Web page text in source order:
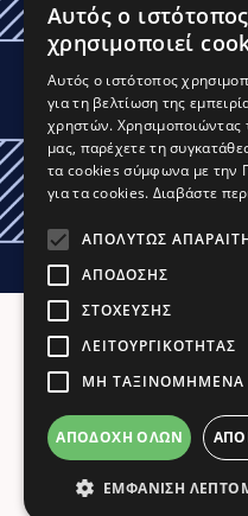
ΕΞΕΡΕΥΝΉΣΤΕ
Τα Κολλέγια
μαθησιακή
εστιασμένη
Εκδήλωση
Αυτός ο ιστότοπος
χρησιμοποιεί
Αυτός ο ιστότοπος
για τη βελτίωση της
χρηστών. Χρησιμοποιώντας
μας, παρέχετε τη
τα cookies σύμφωνα με την
για τα cookies. Διαβάστε
ΑΠΟΛΎΤΩΣ
ΑΠΌΔΟΣΗΣ
ΣΤΌΧΕΥΣΗΣ
ΛΕΙΤΟΥΡΓΙΚΌΤΗΤΑΣ
ΜΗ ΤΑΞΙΝΟΜΗΜΈΝΑ
ΑΠΟΔΟΧΉ ΌΛΩΝ
ΕΜΦΆΝΙΣΗ